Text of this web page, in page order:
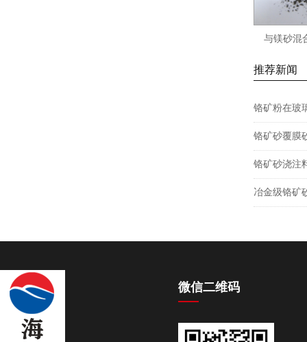
与镁砂混
推荐新闻
铬矿粉在玻
铬矿砂覆膜
铬矿砂浇注
冶金级铬矿
微信二维码